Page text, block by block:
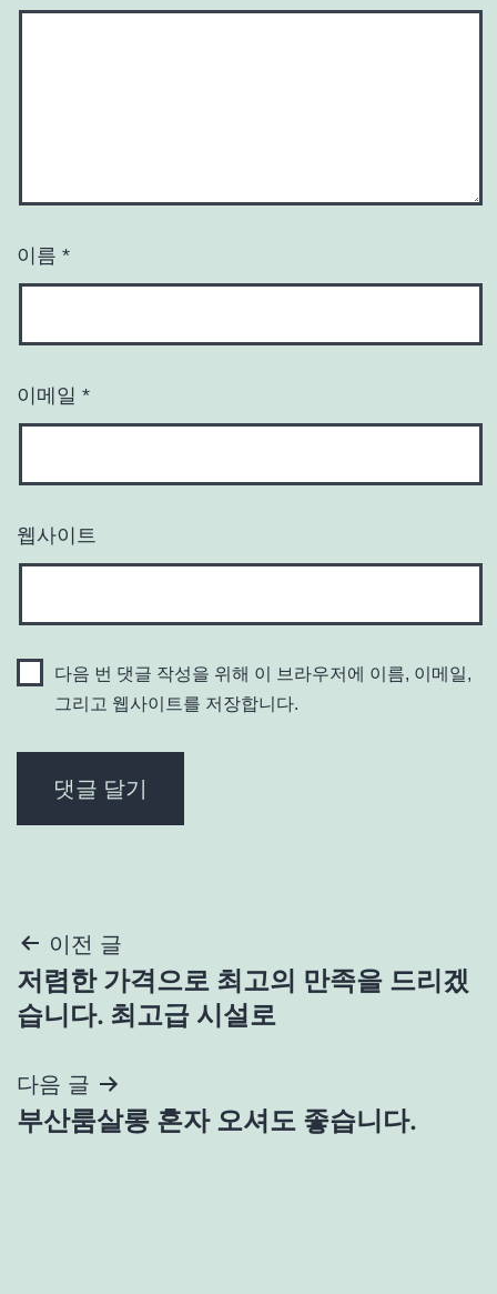
이름 *
이메일 *
웹사이트
다음 번 댓글 작성을 위해 이 브라우저에 이름, 이메일,
그리고 웹사이트를 저장합니다.
글
탐
이전 글
저렴한 가격으로 최고의 만족을 드리겠
습니다. 최고급 시설로
다음 글
부산룸살롱 혼자 오셔도 좋습니다.